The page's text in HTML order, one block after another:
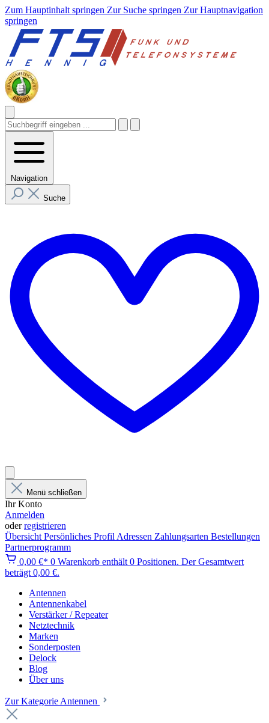
Zum Hauptinhalt springen Zur Suche springen Zur Hauptnavigation
springen
Navigation
Suche
Menü schließen
Ihr Konto
Anmelden
oderregistrieren
Übersicht Persönliches Profil Adressen Zahlungsarten Bestellungen
Partnerprogramm
0,00 €* 0 Warenkorb enthält 0 Positionen. Der Gesamtwert
beträgt 0,00 €.
Antennen
Antennenkabel
Verstärker / Repeater
Netztechnik
Marken
Sonderposten
Delock
Blog
Über uns
Zur Kategorie Antennen